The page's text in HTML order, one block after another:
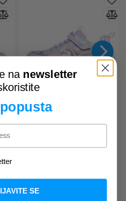
LIGHTS - UNICORN CHASER
*Najniža cijena u zadnjih 30 dana:
59,95 €
na newsletter
SE